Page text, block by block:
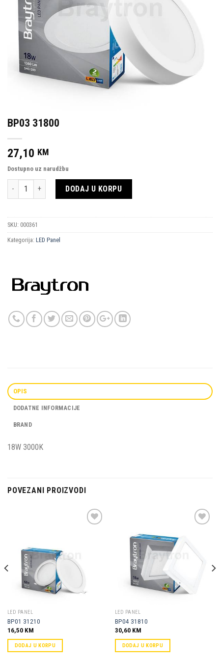
BP03 31800
27,10 KM
Dostupno uz narudžbu
Količina DODAJ U KORPU
SKU: 000361
Kategorija: LED Panel
OPIS
DODATNE INFORMACIJE
BRAND
18W 3000K
POVEZANI PROIZVODI
LED PANEL
BP01 31210
16,50 KM
DODAJ U KORPU
Dodaj u
omiljene
LED PANEL
BP04 31810
30,60 KM
DODAJ U KORPU